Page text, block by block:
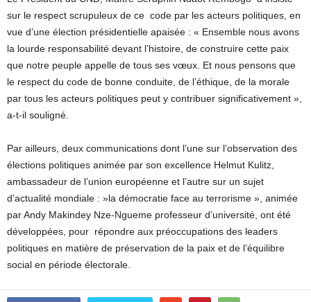
sur le respect scrupuleux de ce code par les acteurs politiques, en
vue d’une élection présidentielle apaisée : « Ensemble nous avons
la lourde responsabilité devant l’histoire, de construire cette paix
que notre peuple appelle de tous ses vœux. Et nous pensons que
le respect du code de bonne conduite, de l’éthique, de la morale
par tous les acteurs politiques peut y contribuer significativement »,
a-t-il souligné.
Par ailleurs, deux communications dont l’une sur l’observation des
élections politiques animée par son excellence Helmut Kulitz,
ambassadeur de l’union européenne et l’autre sur un sujet
d’actualité mondiale : »la démocratie face au terrorisme », animée
par Andy Makindey Nze-Ngueme professeur d’université, ont été
développées, pour répondre aux préoccupations des leaders
politiques en matière de préservation de la paix et de l’équilibre
social en période électorale.